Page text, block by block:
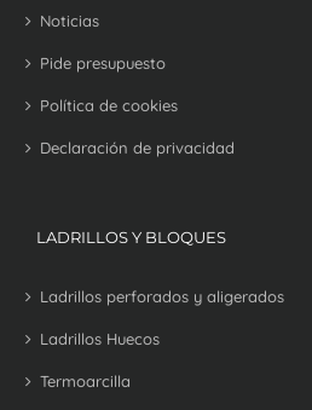
Noticias
Pide presupuesto
Política de cookies
Declaración de privacidad
LADRILLOS Y BLOQUES
Ladrillos perforados y aligerados
Ladrillos Huecos
Termoarcilla